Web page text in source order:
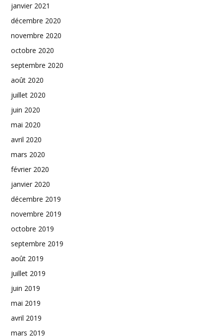
janvier 2021
décembre 2020
novembre 2020
octobre 2020
septembre 2020
août 2020
juillet 2020
juin 2020
mai 2020
avril 2020
mars 2020
février 2020
janvier 2020
décembre 2019
novembre 2019
octobre 2019
septembre 2019
août 2019
juillet 2019
juin 2019
mai 2019
avril 2019
mars 2019